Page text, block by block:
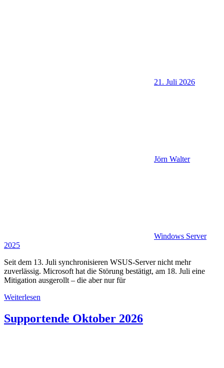
21. Juli 2026
Jörn Walter
Windows Server
2025
Seit dem 13. Juli synchronisieren WSUS-Server nicht mehr
zuverlässig. Microsoft hat die Störung bestätigt, am 18. Juli eine
Mitigation ausgerollt – die aber nur für
Weiterlesen
Supportende Oktober 2026